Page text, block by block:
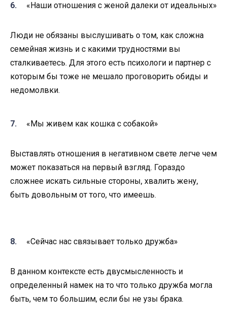
«Наши отношения с женой далеки от идеальных»
Люди не обязаны выслушивать о том, как сложна
семейная жизнь и с какими трудностями вы
сталкиваетесь. Для этого есть психологи и партнер с
которым бы тоже не мешало проговорить обиды и
недомолвки.
«Мы живем как кошка с собакой»
Выставлять отношения в негативном свете легче чем
может показаться на первый взгляд. Гораздо
сложнее искать сильные стороны, хвалить жену,
быть довольным от того, что имеешь.
«Сейчас нас связывает только дружба»
В данном контексте есть двусмысленность и
определенный намек на то что только дружба могла
быть, чем то большим, если бы не узы брака.